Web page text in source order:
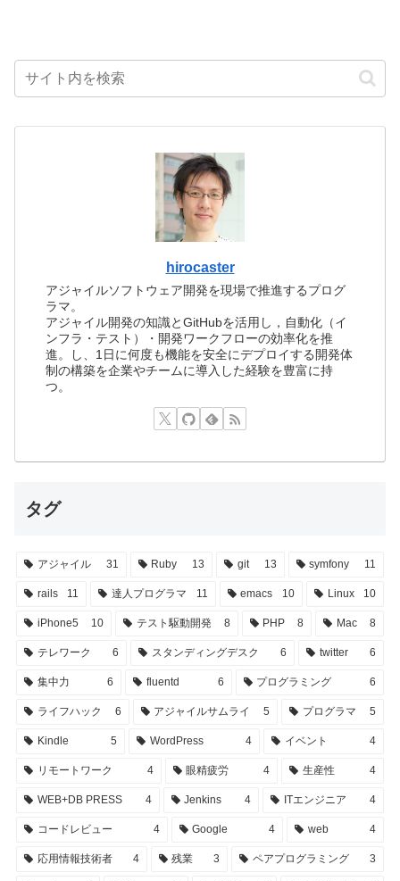
hirocaster
アジャイルソフトウェア開発を現場で推進するプログ
ラマ。
アジャイル開発の知識とGitHubを活用し，自動化（イ
ンフラ・テスト）・開発ワークフローの効率化を推
進。し、1日に何度も機能を安全にデプロイする開発体
制の構築を企業やチームに導入した経験を豊富に持
つ。
タグ
アジャイル 31 Ruby 13 git 13 symfony 11
rails 11 達人プログラマ 11 emacs 10 Linux 10
iPhone5 10 テスト駆動開発 8 PHP 8 Mac 8
テレワーク 6 スタンディングデスク 6 twitter 6
集中力 6 fluentd 6 プログラミング 6
ライフハック 6 アジャイルサムライ 5 プログラマ 5
Kindle 5 WordPress 4 イベント 4
リモートワーク 4 眼精疲労 4 生産性 4
WEB+DB PRESS 4 Jenkins 4 ITエンジニア 4
コードレビュー 4 Google 4 web 4
応用情報技術者 4 残業 3 ペアプログラミング 3